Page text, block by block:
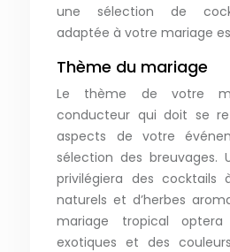
une sélection de
adaptée à votre mariage
Thème du mariage
Le thème de votre
conducteur qui doit se
aspects de votre
sélection des breuvages.
privilégiera des cocktails
naturels et d’herbes
mariage tropical
exotiques et des